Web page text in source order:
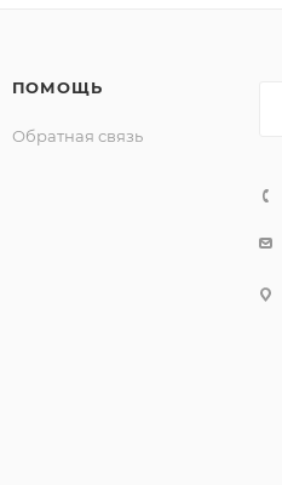
ПОМОЩЬ
Обратная связь